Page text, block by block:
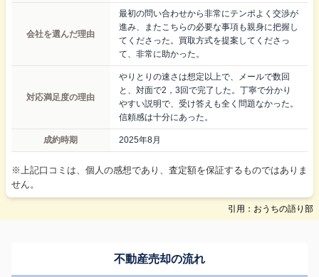
会社を選んだ理由
最初の問い合わせから非常にテンポよく交渉が
進み、またこちらの必要な事項も親身に把握し
てくださった。買取方式を提案してくださっ
て、非常に助かった。
対応満足度の理由
やりとりの速さは想定以上で、メールで数回
と、対面で2，3回で完了した。丁寧で分かり
やすい説明で、受け答えも全く問題なかった。
信頼感は十分にあった。
成約時期 2025年8月
※上記口コミは、個人の感想であり、査定額を保証するものではありま
せん。
引用：おうちの語り部
不動産売却の流れ